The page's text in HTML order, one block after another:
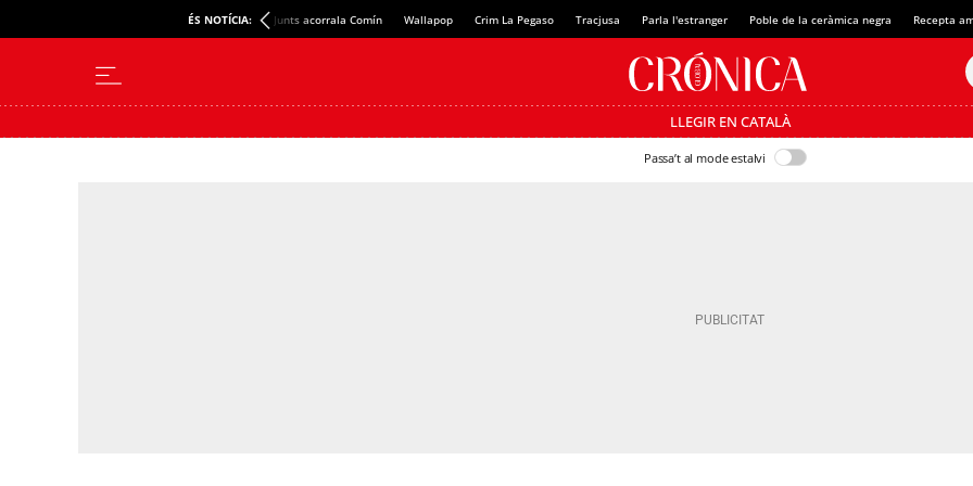
ÉS NOTÍCIA: Junts acorrala Comín Wallapop Crim La Pegaso Tracjusa Parla l'estranger Poble de la ceràmica negra Recepta
LLEGIR EN CATALÀ
Passa’t al mode estalvi